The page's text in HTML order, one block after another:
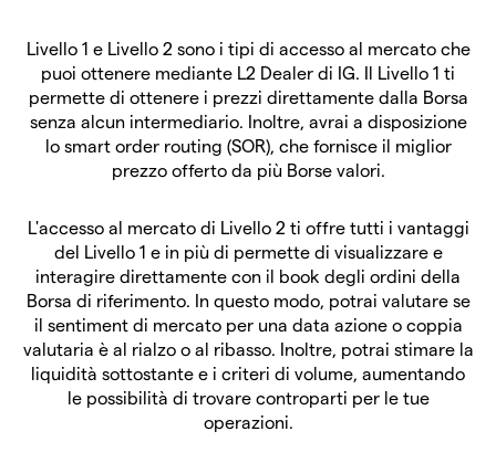
Livello 1 e Livello 2 sono i tipi di accesso al mercato che
puoi ottenere mediante L2 Dealer di IG. Il Livello 1 ti
permette di ottenere i prezzi direttamente dalla Borsa
senza alcun intermediario. Inoltre, avrai a disposizione
lo smart order routing (SOR), che fornisce il miglior
prezzo offerto da più Borse valori.
L'accesso al mercato di Livello 2 ti offre tutti i vantaggi
del Livello 1 e in più di permette di visualizzare e
interagire direttamente con il book degli ordini della
Borsa di riferimento. In questo modo, potrai valutare se
il sentiment di mercato per una data azione o coppia
valutaria è al rialzo o al ribasso. Inoltre, potrai stimare la
liquidità sottostante e i criteri di volume, aumentando
le possibilità di trovare controparti per le tue
operazioni.